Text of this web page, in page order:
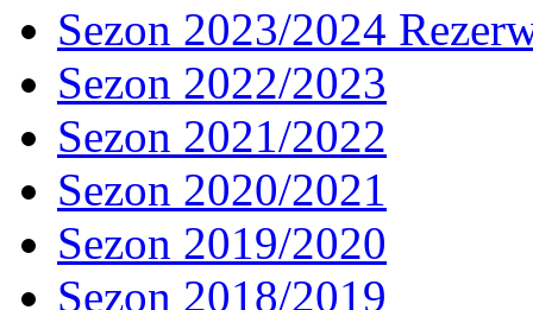
Sezon 2023/2024
Sezon 2022/2023
Sezon 2021/2022
Sezon 2020/2021
Sezon 2019/2020
Sezon 2018/2019